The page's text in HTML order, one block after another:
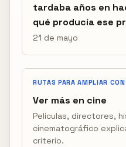
tardaba años en
qué producía ese
21 de mayo
RUTAS PARA AMPLIAR
Ver más en cine
Películas, directores,
cinematográfico
criterio.